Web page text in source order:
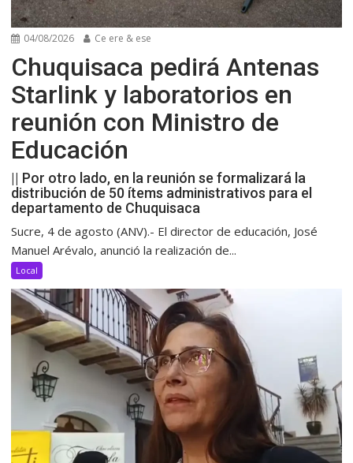
04/08/2026 Ce ere & ese
Chuquisaca pedirá Antenas
Starlink y laboratorios en
reunión con Ministro de
Educación
|| Por otro lado, en la reunión se formalizará la
distribución de 50 ítems administrativos para el
departamento de Chuquisaca
Sucre, 4 de agosto (ANV).- El director de educación, José
Manuel Arévalo, anunció la realización de...
Local